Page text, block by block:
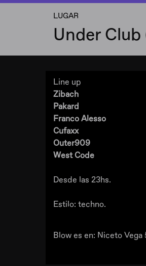
LUGAR
Under
Line up
Zibach
Pakard
Franco Alesso
Cufaxx
Outer909
West Code
Desde las 23hs.
Estilo: techno.
Blow es en: Niceto